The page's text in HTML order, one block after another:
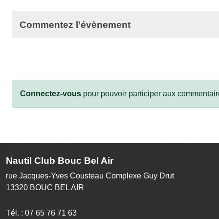
Commentez l’évènement
Connectez-vous pour pouvoir participer aux
Nautil Club Bouc Bel Air
rue Jacques-Yves Cousteau Complexe Guy Drut
13320 BOUC BEL AIR
Tél. : 07 65 76 71 63